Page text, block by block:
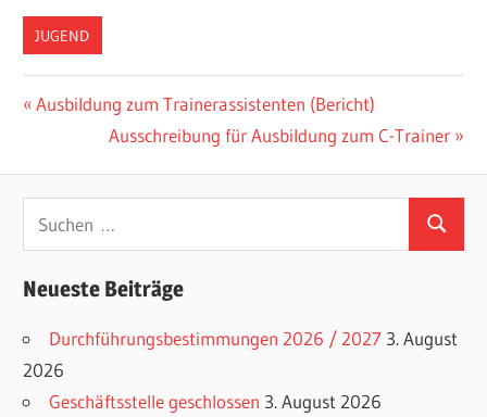
JUGEND
Beitragsnavigation
Vorheriger
Ausbildung zum Trainerassistenten (Bericht)
Nächster
Ausschreibung für Ausbildung zum C-Trainer
Suchen
Neueste Beiträge
Durchführungsbestimmungen 2026 / 2027 3. August
2026
Geschäftsstelle geschlossen 3. August 2026